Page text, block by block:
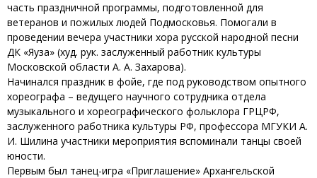
часть праздничной программы, подготовленной для
ветеранов и пожилых людей Подмосковья. Помогали в
проведении вечера участники хора русской народной песни
ДК «Яуза» (худ. рук. заслуженный работник культуры
Московской области А. А. Захарова).
Начинался праздник в фойе, где под руководством опытного
хореографа – ведущего научного сотрудника отдела
музыкального и хореографического фольклора ГРЦРФ,
заслуженного работника культуры РФ, профессора МГУКИ А.
И. Шилина участники мероприятия вспоминали танцы своей
юности.
Первым был танец-игра «Приглашение» Архангельской